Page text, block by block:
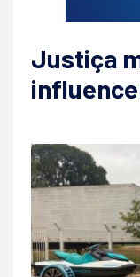
Justiça